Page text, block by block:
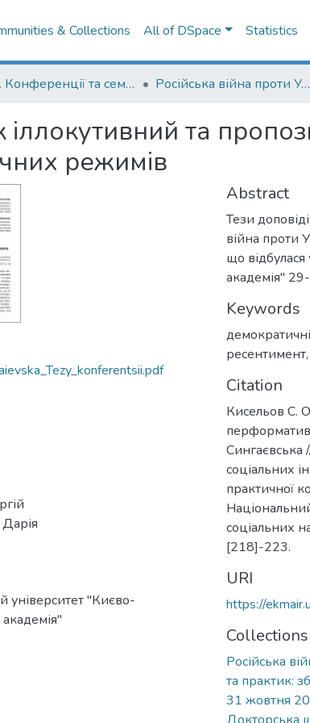
& Collections All of DSpace Statistics
012. Конференції та семінари НаУКМА Російська війна проти України: трансформації соціальних інституцій та практик
іллокутивний та
режимів
університет "Києво-
Abstract
Тези
війна проти
що
академія"
Keywords
ресентимент,
Citation
Кисельов С.
Сингаєвська
соціальних
практичної
соціальних
[218]-223.
URI
https://
Collections
Російська
та практик:
31 жовтня